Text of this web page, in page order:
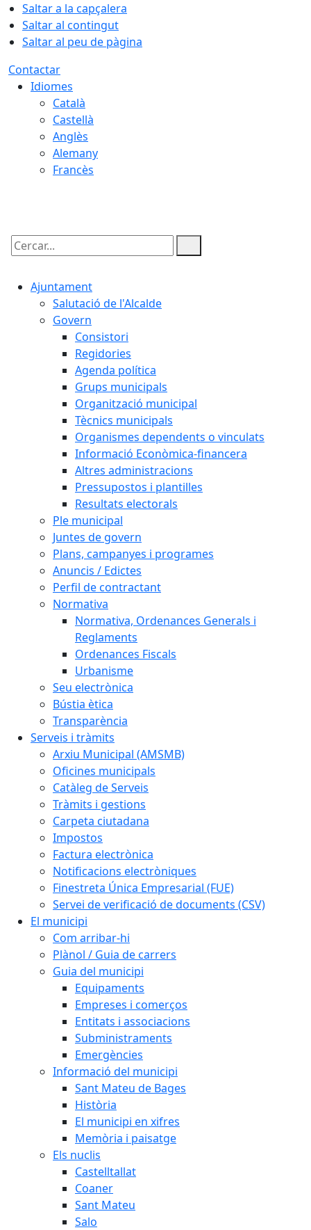
Saltar a la capçalera
Saltar al contingut
Saltar al peu de pàgina
Contactar
Idiomes
Català
Castellà
Anglès
Alemany
Francès
Cercar:
Ajuntament
Salutació de l'Alcalde
Govern
Consistori
Regidories
Agenda política
Grups municipals
Organització municipal
Tècnics municipals
Organismes dependents o vinculats
Informació Econòmica-financera
Altres administracions
Pressupostos i plantilles
Resultats electorals
Ple municipal
Juntes de govern
Plans, campanyes i programes
Anuncis / Edictes
Perfil de contractant
Normativa
Normativa, Ordenances Generals i
Reglaments
Ordenances Fiscals
Urbanisme
Seu electrònica
Bústia ètica
Transparència
Serveis i tràmits
Arxiu Municipal (AMSMB)
Oficines municipals
Catàleg de Serveis
Tràmits i gestions
Carpeta ciutadana
Impostos
Factura electrònica
Notificacions electròniques
Finestreta Única Empresarial (FUE)
Servei de verificació de documents (CSV)
El municipi
Com arribar-hi
Plànol / Guia de carrers
Guia del municipi
Equipaments
Empreses i comerços
Entitats i associacions
Subministraments
Emergències
Informació del municipi
Sant Mateu de Bages
Història
El municipi en xifres
Memòria i paisatge
Els nuclis
Castelltallat
Coaner
Sant Mateu
Salo